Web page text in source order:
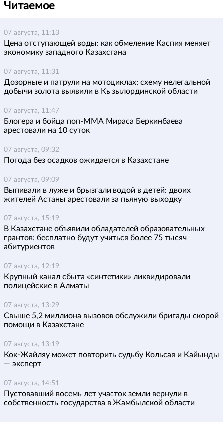
Читаемое
07 августа, 11:13
Цена отступающей воды: как обмеление Каспия меняет
экономику западного Казахстана
07 августа, 11:31
Дозорные и патрули на мотоциклах: схему нелегальной
добычи золота выявили в Кызылординской области
07 августа, 11:47
Блогера и бойца поп-ММА Мираса Беркинбаева
арестовали на 10 суток
07 августа, 09:32
Погода без осадков ожидается в Казахстане
07 августа, 09:09
Выпивали в луже и брызгали водой в детей: двоих
жителей Астаны арестовали за пьяную выходку
07 августа, 15:19
В Казахстане объявили обладателей образовательных
грантов: бесплатно будут учиться более 75 тысяч
абитуриентов
07 августа, 12:19
Крупный канал сбыта «синтетики» ликвидировали
полицейские в Алматы
07 августа, 13:29
Свыше 5,2 миллиона вызовов обслужили бригады скорой
помощи в Казахстане
07 августа, 13:19
Кок-Жайляу может повторить судьбу Кольсая и Кайынды
— эксперт
07 августа, 14:51
Пустовавший восемь лет участок земли вернули в
собственность государства в Жамбылской области